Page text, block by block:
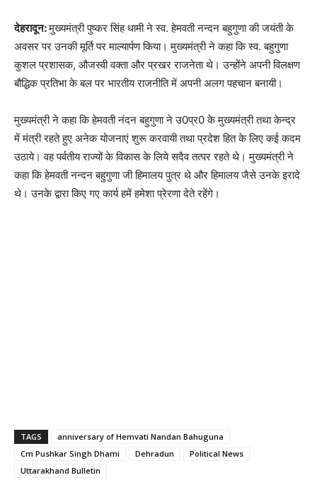
देहरादून:मुख्यमंत्री पुष्कर सिंह धामी ने स्व. हेमवती नन्दन बहुगुणा की जयंती के
अवसर पर उनकी मूर्ति पर माल्यार्पण किया। मुख्यमंत्री ने कहा कि स्व. बहुगुणा
कुशल प्रशासक, औजस्वी वक्ता और प्रखर राजनेता थे। उन्होंने अपनी विलक्षण
बौद्धिक प्रतिभा के बल पर भारतीय राजनीति में अपनी अलग पहचान बनायी।
मुख्यमंत्री ने कहा कि हेमवती नंदन बहुगुणा ने उ0प्र0 के मुख्यमंत्री तथा केन्द्र
में मंत्री रहते हुए अनेक योजनाएं शुरू करवायी तथा प्रदेश हित के लिए कई कदम
उठाये। वह पर्वतीय राज्यों के विकास के लिये सदैव तत्पर रहते थे। मुख्यमंत्री ने
कहा कि हेमवती नन्दन बहुगुणा जी हिमालय पुत्र थे और हिमालय जैसे उनके इरादे
थे। उनके द्वारा किए गए कार्य हमें हमेशा प्रेरणा देते रहेंगे।
TAGS
anniversary of Hemvati Nandan Bahuguna
Cm Pushkar Singh Dhami
Dehradun
Political News
Uttarakhand Bulletin